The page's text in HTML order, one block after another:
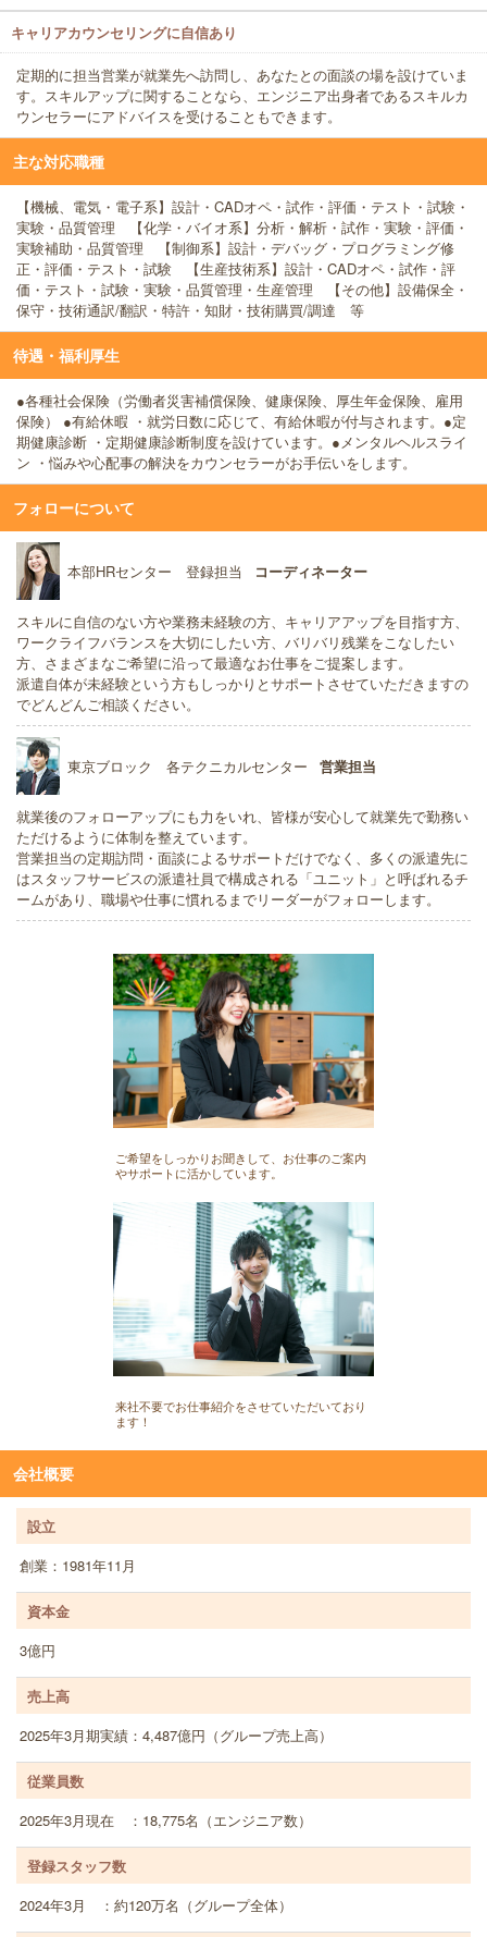
キャリアカウンセリングに自信あり
定期的に担当営業が就業先へ訪問し、あなたとの面談の場を設けていま
す。スキルアップに関することなら、エンジニア出身者であるスキルカ
ウンセラーにアドバイスを受けることもできます。
主な対応職種
【機械、電気・電子系】設計・CADオペ・試作・評価・テスト・試験・
実験・品質管理 【化学・バイオ系】分析・解析・試作・実験・評価・
実験補助・品質管理 【制御系】設計・デバッグ・プログラミング修
正・評価・テスト・試験 【生産技術系】設計・CADオペ・試作・評
価・テスト・試験・実験・品質管理・生産管理 【その他】設備保全・
保守・技術通訳/翻訳・特許・知財・技術購買/調達 等
待遇・福利厚生
●各種社会保険（労働者災害補償保険、健康保険、厚生年金保険、雇用
保険） ●有給休暇 ・就労日数に応じて、有給休暇が付与されます。●定
期健康診断 ・定期健康診断制度を設けています。●メンタルヘルスライ
ン ・悩みや心配事の解決をカウンセラーがお手伝いをします。
フォローについて
本部HRセンター 登録担当 コーディネーター
スキルに自信のない方や業務未経験の方、キャリアアップを目指す方、
ワークライフバランスを大切にしたい方、バリバリ残業をこなしたい
方、さまざまなご希望に沿って最適なお仕事をご提案します。
派遣自体が未経験という方もしっかりとサポートさせていただきますの
でどんどんご相談ください。
東京ブロック 各テクニカルセンター 営業担当
就業後のフォローアップにも力をいれ、皆様が安心して就業先で勤務い
ただけるように体制を整えています。
営業担当の定期訪問・面談によるサポートだけでなく、多くの派遣先に
はスタッフサービスの派遣社員で構成される「ユニット」と呼ばれるチ
ームがあり、職場や仕事に慣れるまでリーダーがフォローします。
ご希望をしっかりお聞きして、お仕事のご案内
やサポートに活かしています。
来社不要でお仕事紹介をさせていただいており
ます！
会社概要
設立
創業：1981年11月
資本金
3億円
売上高
2025年3月期実績：4,487億円（グループ売上高）
従業員数
2025年3月現在 ：18,775名（エンジニア数）
登録スタッフ数
2024年3月 ：約120万名（グループ全体）